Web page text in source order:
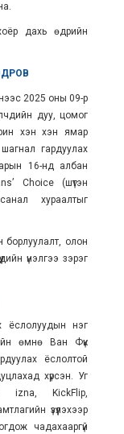
дахь өдрийн
2025 оны 09-р
дуу, цомог
хэн хэн ямар
гардуулах
16-нд албан
Choice (шүтэн
хураалтыг
борлуулалт, олон
үнэлгээ зэрэг
ёслолуудын нэг
өмнө Ван Фүк
ёслолтой
хүрсэн. Уг
izna, KickFlip,
үзүүлэхээр
чадахааргүй